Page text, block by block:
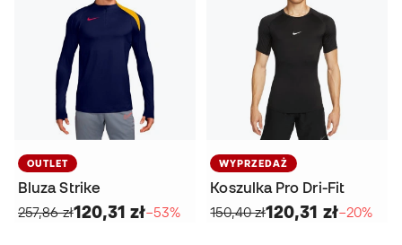
OUTLET
Bluza Strike
257,86 zł120,31 zł−53%
WYPRZEDAŻ
Koszulka Pro Dri-Fit
150,40 zł120,31 zł−20%